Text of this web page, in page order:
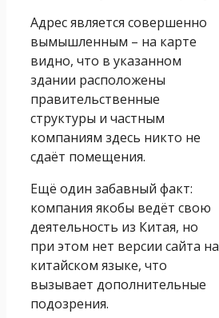
Адрес является совершенно
вымышленным – на карте
видно, что в указанном
здании расположены
правительственные
структуры и частным
компаниям здесь никто не
сдаёт помещения.
Ещё один забавный факт:
компания якобы ведёт свою
деятельность из Китая, но
при этом нет версии сайта на
китайском языке, что
вызывает дополнительные
подозрения.